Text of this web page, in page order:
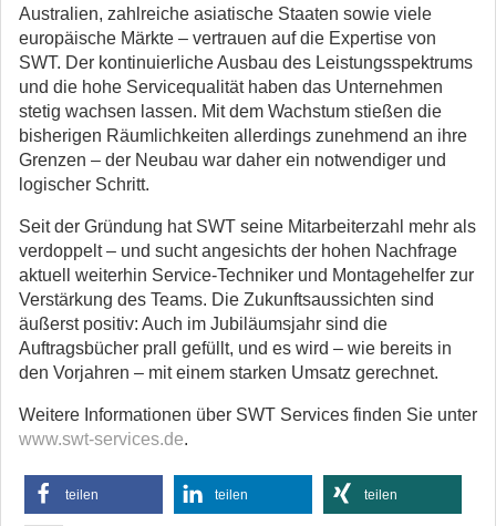
Australien, zahlreiche asiatische Staaten sowie viele
europäische Märkte – vertrauen auf die Expertise von
SWT. Der kontinuierliche Ausbau des Leistungsspektrums
und die hohe Servicequalität haben das Unternehmen
stetig wachsen lassen. Mit dem Wachstum stießen die
bisherigen Räumlichkeiten allerdings zunehmend an ihre
Grenzen – der Neubau war daher ein notwendiger und
logischer Schritt.
Seit der Gründung hat SWT seine Mitarbeiterzahl mehr als
verdoppelt – und sucht angesichts der hohen Nachfrage
aktuell weiterhin Service-Techniker und Montagehelfer zur
Verstärkung des Teams. Die Zukunftsaussichten sind
äußerst positiv: Auch im Jubiläumsjahr sind die
Auftragsbücher prall gefüllt, und es wird – wie bereits in
den Vorjahren – mit einem starken Umsatz gerechnet.
Weitere Informationen über SWT Services finden Sie unter
www.swt-services.de.
teilen teilen teilen